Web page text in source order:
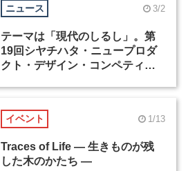
ニュース 3/2
テーマは「現代のしるし」。第
19回シヤチハタ・ニュープロダ
クト・デザイン・コンペティシ
イベント 1/13
Traces of Life ― 生きものが残
した木のかたち ―